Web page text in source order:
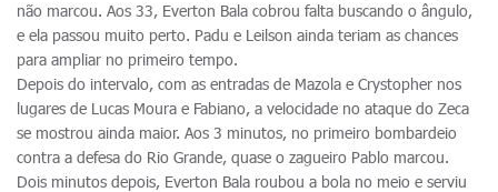
não marcou. Aos 33, Everton Bala cobrou falta buscando o ângulo,
e ela passou muito perto. Padu e Leilson ainda teriam as chances
para ampliar no primeiro tempo.
Depois do intervalo, com as entradas de Mazola e Crystopher nos
lugares de Lucas Moura e Fabiano, a velocidade no ataque do Zeca
se mostrou ainda maior. Aos 3 minutos, no primeiro bombardeio
contra a defesa do Rio Grande, quase o zagueiro Pablo marcou.
Dois minutos depois, Everton Bala roubou a bola no meio e serviu